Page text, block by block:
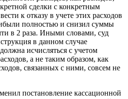
сделки с конкретным
к отказу в учете этих расходов
полностью и снизил суммы
в 2 раза. Иными словами, суд
в данном случае
исчисляться с учетом
а не таким образом, как
связанных с ними, совсем не
постановление кассационной